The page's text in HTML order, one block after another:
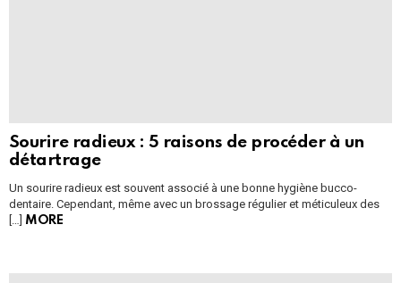
Sourire radieux : 5 raisons de procéder à un
détartrage
Un sourire radieux est souvent associé à une bonne hygiène bucco-
dentaire. Cependant, même avec un brossage régulier et méticuleux des
[…] MORE